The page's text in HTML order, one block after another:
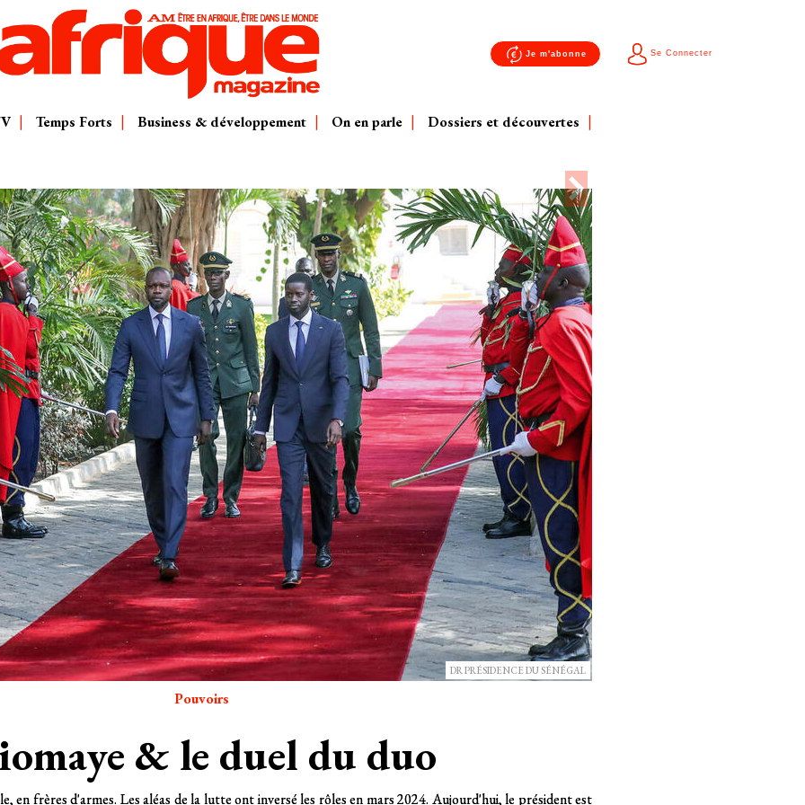
Je m'abonne Se Connecter
Temps Forts Business & développement On en parle Dossiers et découvertes
Next
ABBIE TRAYLER SMITH/PANOS-REA
Décryptage
: États d'urgence
de la République démocratique du Congo pourrait être la plus grave jamais survenue. La propagation